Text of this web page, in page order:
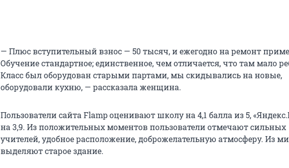
— Плюс вступительный взнос — 50 тысяч, и ежегодно на ремонт
Обучение стандартное; единственное, чем отличается, что там мало
Класс был оборудован старыми партами, мы скидывались на новые,
оборудовали кухню, — рассказала женщина.
Пользователи сайта Flamp оценивают школу на 4,1 балла из 5,
на 3,9. Из положительных моментов пользователи отмечают сильных
учителей, удобное расположение, доброжелательную атмосферу. Из
выделяют старое здание.